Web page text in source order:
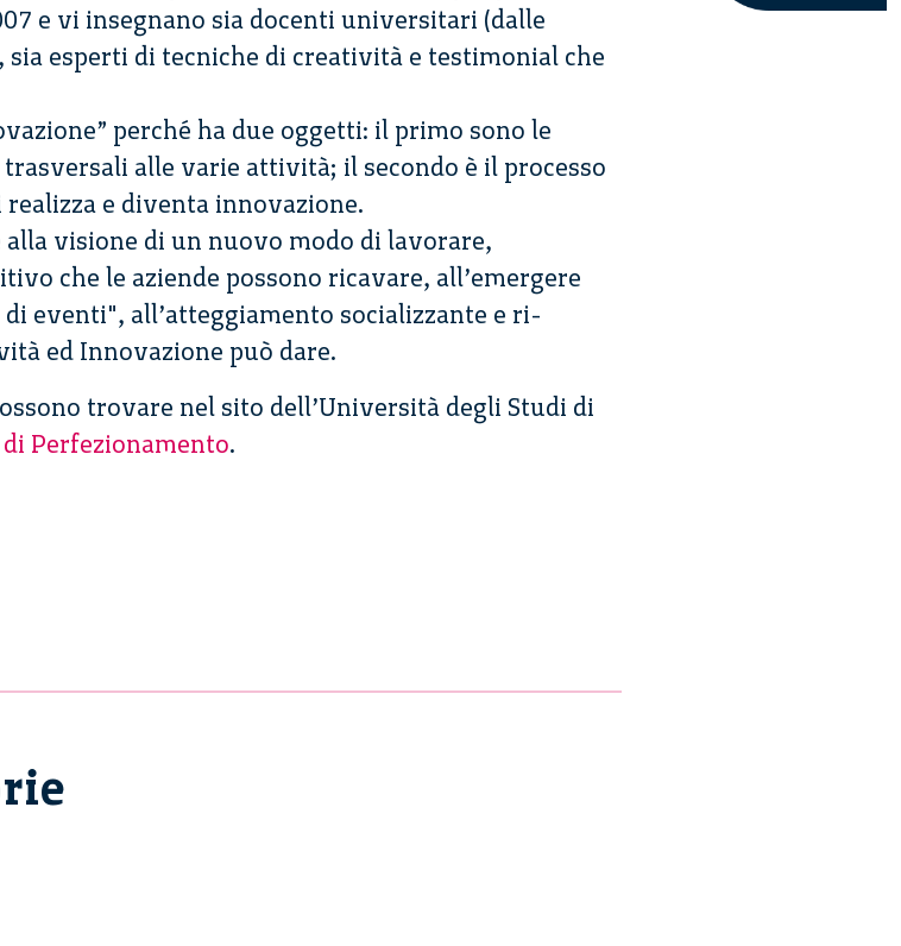
e vi insegnano sia docenti universitari (dalle
sia esperti di tecniche di creatività e testimonial che
perché ha due oggetti: il primo sono le
alle varie attività; il secondo è il processo
e diventa innovazione.
visione di un nuovo modo di lavorare,
che le aziende possono ricavare, all’emergere
eventi", all’atteggiamento socializzante e ri-
ed Innovazione può dare.
trovare nel sito dell’Università degli Studi di
Perfezionamento.